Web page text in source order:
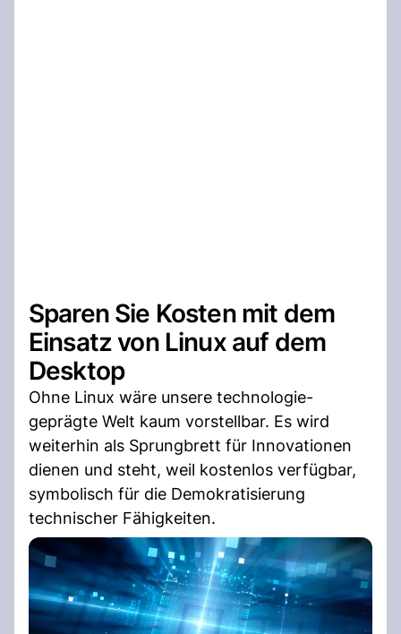
Sparen Sie Kosten mit dem
Einsatz von Linux auf dem
Desktop
Ohne Linux wäre unsere technologie-
geprägte Welt kaum vorstellbar. Es wird
weiterhin als Sprungbrett für Innovationen
dienen und steht, weil kostenlos verfügbar,
symbolisch für die Demokratisierung
technischer Fähigkeiten.